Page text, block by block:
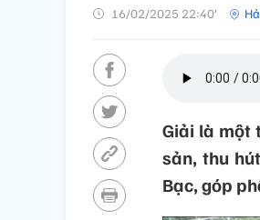
16/02/2025 22:40’
Giải là một
sản, thu
Bạc, góp